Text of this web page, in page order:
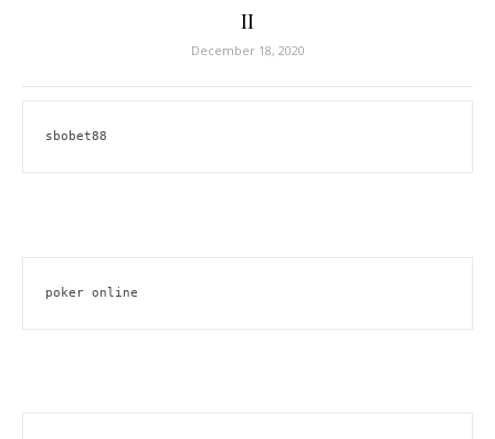
II
December 18, 2020
sbobet88
poker online